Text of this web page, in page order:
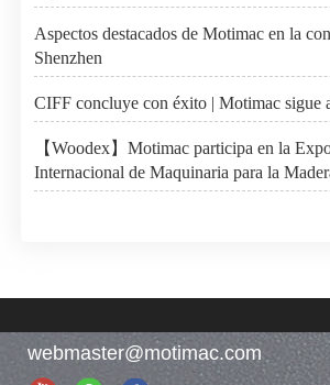
Aspectos destacados de Motimac en la
Shenzhen
CIFF concluye con éxito | Motimac sigue
【Woodex】Motimac participa en la
Internacional de Maquinaria para la
webmaster@motimac.com